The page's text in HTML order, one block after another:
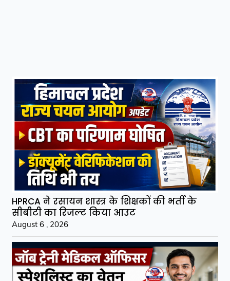
HPRCA ने रसायन शास्त्र के शिक्षकों की भर्ती के
सीबीटी का रिजल्ट किया आउट
August 6 , 2026